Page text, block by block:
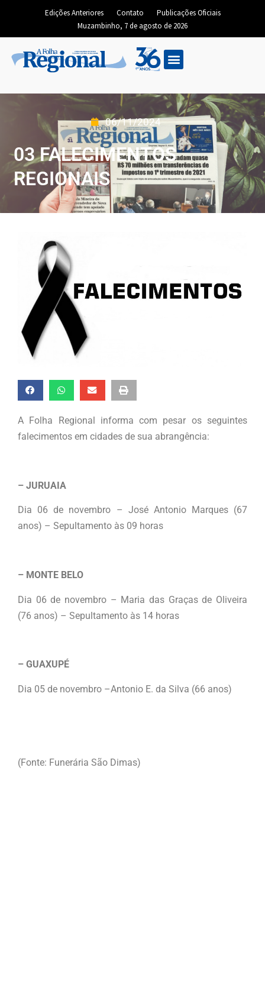
Edições Anteriores Contato
Publicações Oficiais
Muzambinho, 7 de agosto de 2026
06/11/2024
03 FALECIMENTOS
REGIONAIS
A Folha Regional informa com pesar os seguintes
falecimentos em cidades de sua abrangência:
– JURUAIA
Dia 06 de novembro – José Antonio Marques (67
anos) – Sepultamento às 09 horas
– MONTE BELO
Dia 06 de novembro – Maria das Graças de Oliveira
(76 anos) – Sepultamento às 14 horas
– GUAXUPÉ
Dia 05 de novembro –Antonio E. da Silva (66 anos)
(Fonte: Funerária São Dimas)